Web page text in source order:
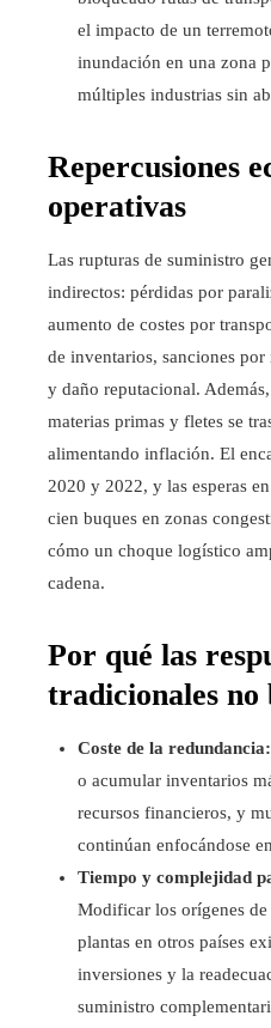
el impacto de un
inundación en una zona
múltiples industrias sin
Repercusiones
operativas
Las rupturas de suministro
indirectos: pérdidas por
aumento de costes por
de inventarios, sanciones
y daño reputacional.
materias primas y fletes se
alimentando inflación. El
2020 y 2022, y las esperas
cien buques en zonas
cómo un choque logístico
cadena.
Por qué las
tradicionales no
Coste de la redundancia:
o acumular inventarios
recursos financieros, y
continúan enfocándose
Tiempo y complejidad
Modificar los orígenes
plantas en otros países
inversiones y la
suministro